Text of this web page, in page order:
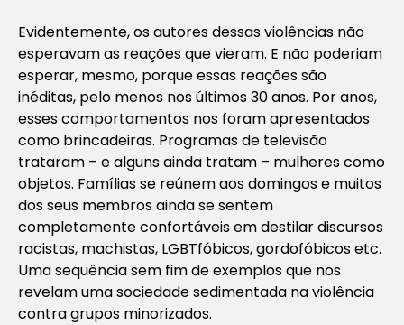
Evidentemente, os autores dessas violências não
esperavam as reações que vieram. E não poderiam
esperar, mesmo, porque essas reações são
inéditas, pelo menos nos últimos 30 anos. Por anos,
esses comportamentos nos foram apresentados
como brincadeiras. Programas de televisão
trataram – e alguns ainda tratam – mulheres como
objetos. Famílias se reúnem aos domingos e muitos
dos seus membros ainda se sentem
completamente confortáveis em destilar discursos
racistas, machistas, LGBTfóbicos, gordofóbicos etc.
Uma sequência sem fim de exemplos que nos
revelam uma sociedade sedimentada na violência
contra grupos minorizados.